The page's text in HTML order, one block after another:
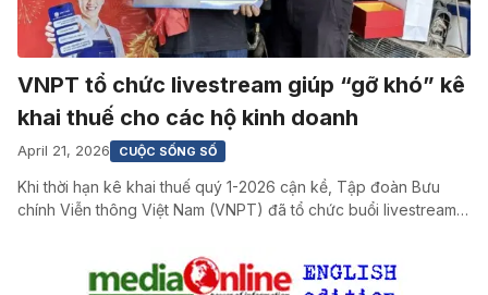
VNPT tổ chức livestream giúp “gỡ khó” kê
khai thuế cho các hộ kinh doanh
April 21, 2026 CUỘC SỐNG SỐ
Khi thời hạn kê khai thuế quý 1-2026 cận kề, Tập đoàn Bưu
chính Viễn thông Việt Nam (VNPT) đã tổ chức buổi livestream…